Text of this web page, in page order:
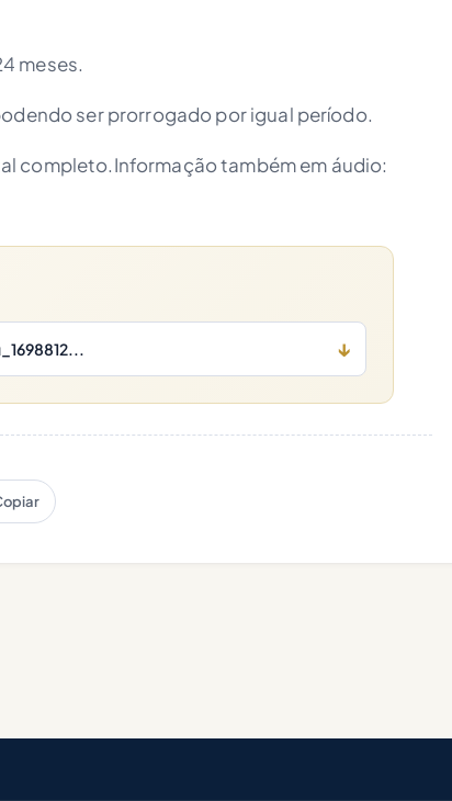
meses.
ser prorrogado por igual período.
completo.Informação também em áudio:
↓